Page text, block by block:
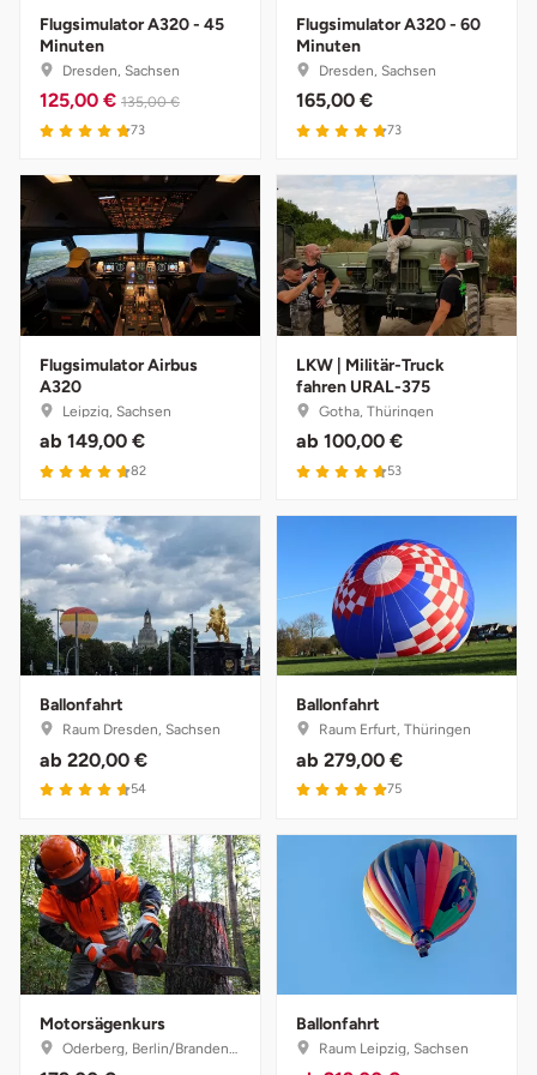
Flugsimulator A320 - 45
Minuten
Dresden, Sachsen
125,00 € 135,00 €
73
Flugsimulator A320 - 60
Minuten
Dresden, Sachsen
165,00 €
73
Flugsimulator Airbus
A320
Leipzig, Sachsen
ab 149,00 €
82
LKW | Militär-Truck
fahren URAL-375
Gotha, Thüringen
ab 100,00 €
53
Ballonfahrt
Raum Dresden, Sachsen
ab 220,00 €
54
Ballonfahrt
Raum Erfurt, Thüringen
ab 279,00 €
75
Motorsägenkurs
Oderberg, Berlin/Brandenburg
Ballonfahrt
Raum Leipzig, Sachsen
Bruchköbel
Burghausen
Calw
Chemnitz
Cloppenburg
Coburg
Cottbus
Darmstadt
Deggendorf
Dessau
Dietzenbach
Dingolfing
Dorsten
Dortmund
Dresden
Duisburg
Münster
Oberlausitz
Pirna
Riesa
Ruhrgebiet
Strausberg (Berlin/Brandenburg)
Sömmerda
Weimar
sächsische Schweiz
Sangerhausen
Suhl
Unterwellenborn
Weimar
Weißenfels
Witterda